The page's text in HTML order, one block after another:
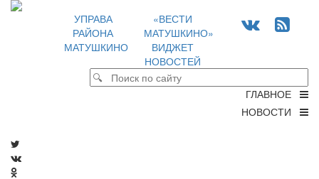
УПРАВА
РАЙОНА
МАТУШКИНО
«ВЕСТИ
МАТУШКИНО»
ВИДЖЕТ
НОВОСТЕЙ
ГЛАВНОЕ
НОВОСТИ